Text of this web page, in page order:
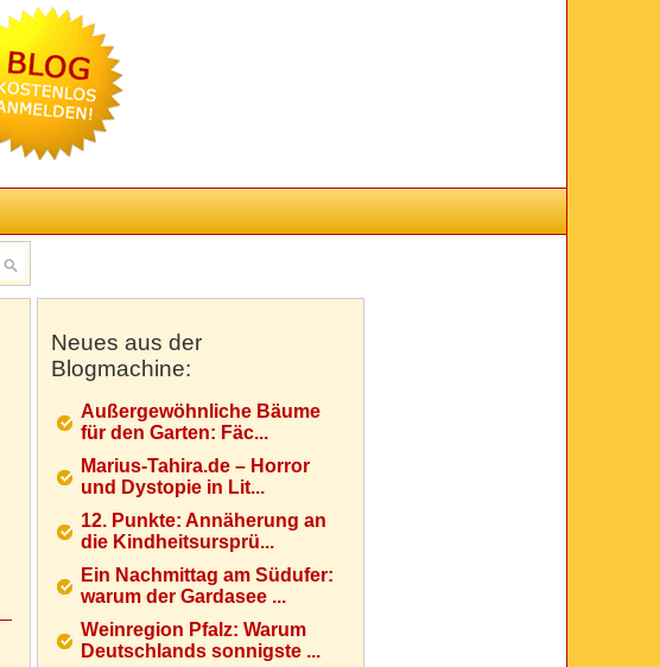
Neues aus der
Blogmachine:
Außergewöhnliche Bäume
für den Garten: Fäc...
Marius-Tahira.de – Horror
und Dystopie in Lit...
12. Punkte: Annäherung an
die Kindheitsursprü...
Ein Nachmittag am Südufer:
warum der Gardasee ...
Weinregion Pfalz: Warum
Deutschlands sonnigste ...